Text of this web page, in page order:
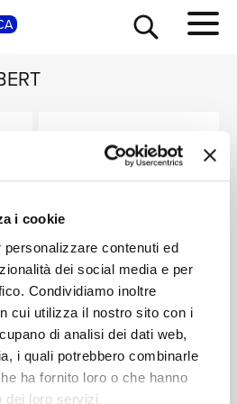
i cookie
contenuti ed
dei social media e per
Condividiamo inoltre
cui utilizza il nostro sito con i
di analisi dei dati web,
i quali potrebbero combinarle
ha fornito loro o che hanno
dei loro servizi.
Morning
PEACEFUL PIANO MOODS, VOLUME 1
NEWS
SIAMO